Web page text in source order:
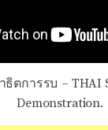
ตการรบ – THAI
Demonstration.